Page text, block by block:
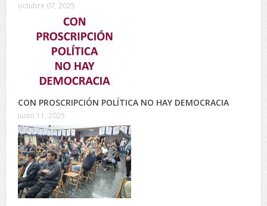
octubre 07, 2025
CON PROSCRIPCIÓN POLÍTICA NO HAY DEMOCRACIA
junio 11, 2025